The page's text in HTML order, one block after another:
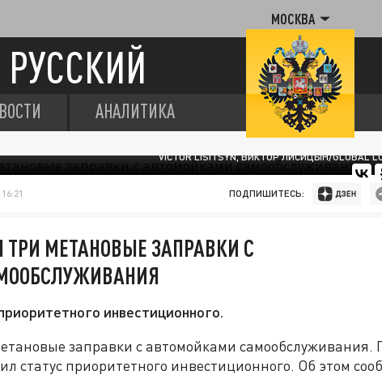
МОСКВА
АНАЛИТИКА
VICTOR LISITSYN, ВИКТОР ЛИСИЦЫН/GLOBAL
ПОДПИШИТЕСЬ:
ТРИ МЕТАНОВЫЕ ЗАПРАВКИ С
инвестиционного.
заправки с автомойками самообслуживания.
статус приоритетного инвестиционного. Об этом